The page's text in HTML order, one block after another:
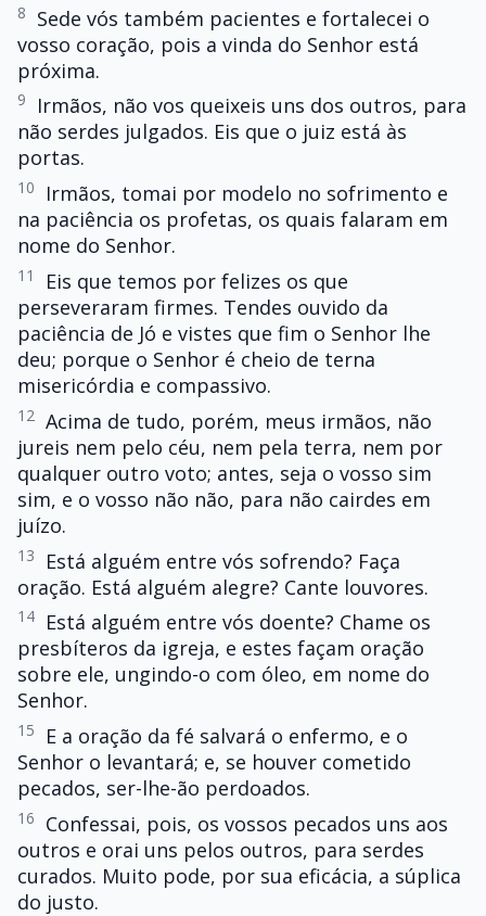
8
Sede vós também pacientes e fortalecei o
vosso coração, pois a vinda do Senhor está
próxima.
9
Irmãos, não vos queixeis uns dos outros, para
não serdes julgados. Eis que o juiz está às
portas.
10
Irmãos, tomai por modelo no sofrimento e
na paciência os profetas, os quais falaram em
nome do Senhor.
11
Eis que temos por felizes os que
perseveraram firmes. Tendes ouvido da
paciência de Jó e vistes que fim o Senhor lhe
deu; porque o Senhor é cheio de terna
misericórdia e compassivo.
12 Acima de tudo, porém, meus irmãos, não
jureis nem pelo céu, nem pela terra, nem por
qualquer outro voto; antes, seja o vosso sim
sim, e o vosso não não, para não cairdes em
juízo.
13
Está alguém entre vós sofrendo? Faça
oração. Está alguém alegre? Cante louvores.
14
Está alguém entre vós doente? Chame os
presbíteros da igreja, e estes façam oração
sobre ele, ungindo-o com óleo, em nome do
Senhor.
15
E a oração da fé salvará o enfermo, e o
Senhor o levantará; e, se houver cometido
pecados, ser-lhe-ão perdoados.
16
Confessai, pois, os vossos pecados uns aos
outros e orai uns pelos outros, para serdes
curados. Muito pode, por sua eficácia, a súplica
do justo.